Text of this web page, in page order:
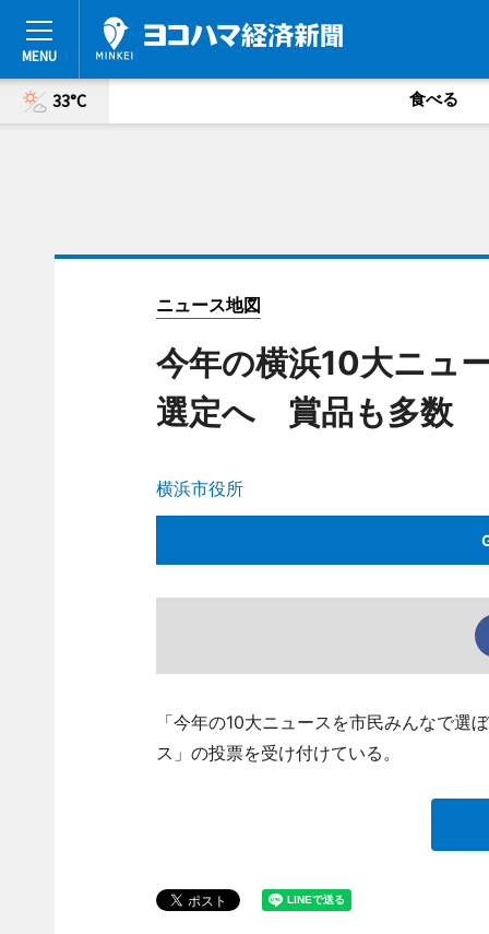
33°C 食べる
ニュース地図
今年の横浜10大ニュ
選定へ 賞品も多数
横浜市役所
「今年の10大ニュースを市民みんなで選
ス」の投票を受け付けている。